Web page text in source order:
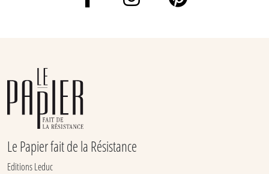
Le Papier fait de la Résistance
Editions Leduc